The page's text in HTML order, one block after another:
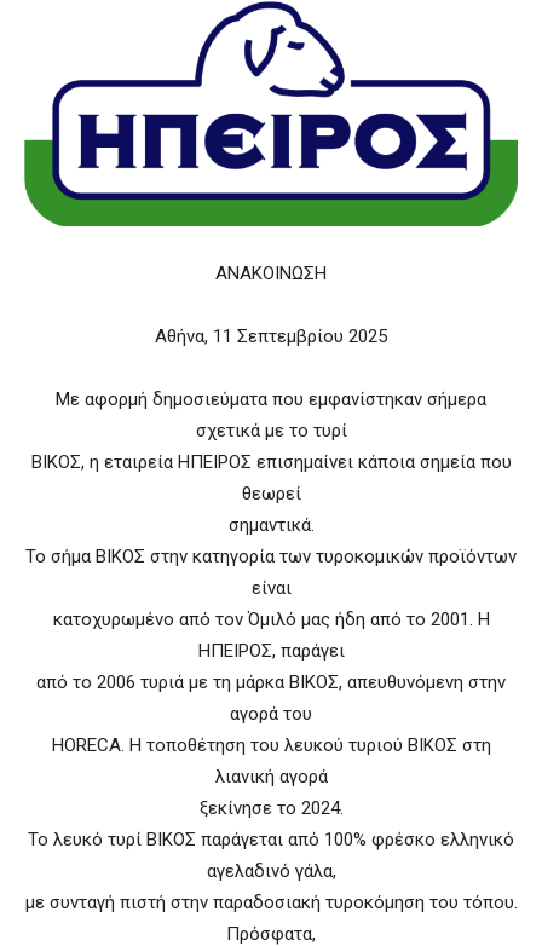
ΑΝΑΚΟΙΝΩΣΗ
Αθήνα, 11 Σεπτεμβρίου 2025
Με αφορμή δημοσιεύματα που εμφανίστηκαν σήμερα
σχετικά με το τυρί
ΒΙΚΟΣ, η εταιρεία ΗΠΕΙΡΟΣ επισημαίνει κάποια σημεία που
θεωρεί
σημαντικά.
Το σήμα ΒΙΚΟΣ στην κατηγορία των τυροκομικών προϊόντων
είναι
κατοχυρωμένο από τον Όμιλό μας ήδη από το 2001. Η
ΗΠΕΙΡΟΣ, παράγει
από το 2006 τυριά με τη μάρκα ΒΙΚΟΣ, απευθυνόμενη στην
αγορά του
ΗORECA. Η τοποθέτηση του λευκού τυριού ΒΙΚΟΣ στη
λιανική αγορά
ξεκίνησε το 2024.
Το λευκό τυρί ΒΙΚΟΣ παράγεται από 100% φρέσκο ελληνικό
αγελαδινό γάλα,
με συνταγή πιστή στην παραδοσιακή τυροκόμηση του τόπου.
Πρόσφατα,